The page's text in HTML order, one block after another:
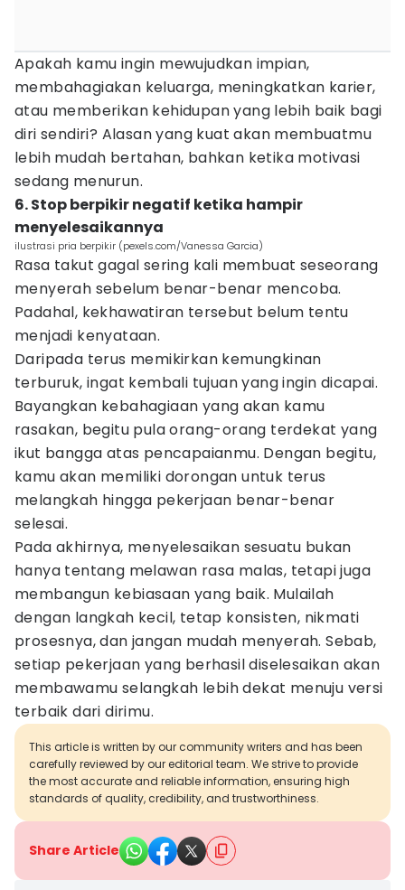
Apakah kamu ingin mewujudkan impian,
membahagiakan keluarga, meningkatkan karier,
atau memberikan kehidupan yang lebih baik bagi
diri sendiri? Alasan yang kuat akan membuatmu
lebih mudah bertahan, bahkan ketika motivasi
sedang menurun.
6. Stop berpikir negatif ketika hampir
menyelesaikannya
ilustrasi pria berpikir (pexels.com/Vanessa Garcia)
Rasa takut gagal sering kali membuat seseorang
menyerah sebelum benar-benar mencoba.
Padahal, kekhawatiran tersebut belum tentu
menjadi kenyataan.
Daripada terus memikirkan kemungkinan
terburuk, ingat kembali tujuan yang ingin dicapai.
Bayangkan kebahagiaan yang akan kamu
rasakan, begitu pula orang-orang terdekat yang
ikut bangga atas pencapaianmu. Dengan begitu,
kamu akan memiliki dorongan untuk terus
melangkah hingga pekerjaan benar-benar
selesai.
Pada akhirnya, menyelesaikan sesuatu bukan
hanya tentang melawan rasa malas, tetapi juga
membangun kebiasaan yang baik. Mulailah
dengan langkah kecil, tetap konsisten, nikmati
prosesnya, dan jangan mudah menyerah. Sebab,
setiap pekerjaan yang berhasil diselesaikan akan
membawamu selangkah lebih dekat menuju versi
terbaik dari dirimu.
This article is written by our community writers and has been
carefully reviewed by our editorial team. We strive to provide
the most accurate and reliable information, ensuring high
standards of quality, credibility, and trustworthiness.
Share Article